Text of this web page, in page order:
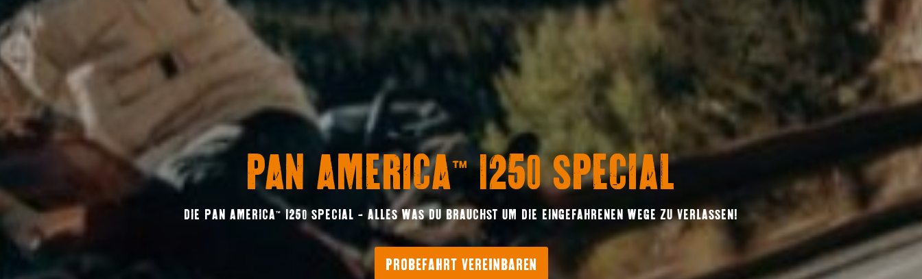
PAN AMERICA™ 1250 SPECIAL
DIE PAN AMERICA™ 1250 SPECIAL – ALLES WAS DU BRAUCHST UM DIE EINGEFAHRENEN WEGE ZU VERLASSEN!
PROBEFAHRT VEREINBAREN